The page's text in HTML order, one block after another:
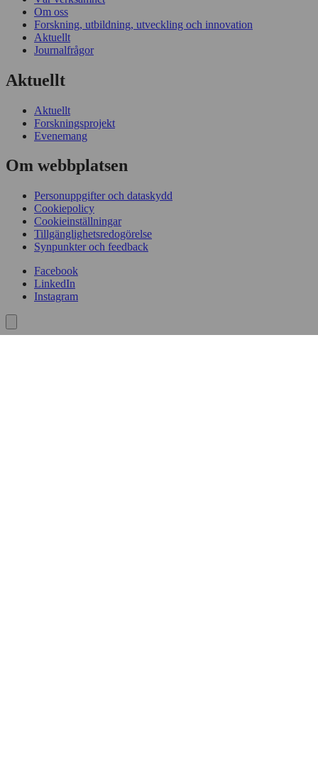
Om oss
Forskning, utbildning, utveckling och innovation
Aktuellt
Journalfrågor
Aktuellt
Aktuellt
Forskningsprojekt
Evenemang
Om webbplatsen
Personuppgifter och dataskydd
Cookiepolicy
Cookieinställningar
Tillgänglighetsredogörelse
Synpunkter och feedback
Facebook
LinkedIn
Instagram